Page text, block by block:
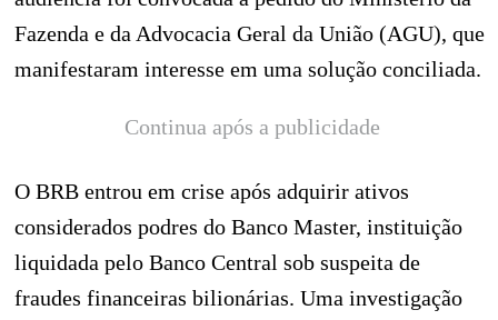
Fazenda e da Advocacia Geral da União (AGU), que
manifestaram interesse em uma solução conciliada.
Continua após a publicidade
O BRB entrou em crise após adquirir ativos
considerados podres do Banco Master, instituição
liquidada pelo Banco Central sob suspeita de
fraudes financeiras bilionárias. Uma investigação